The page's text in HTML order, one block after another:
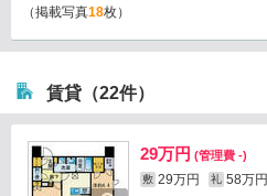
（掲載写真18枚）
賃貸（22件）
29万円 (管理費 -)
敷 29万円 礼 58万円